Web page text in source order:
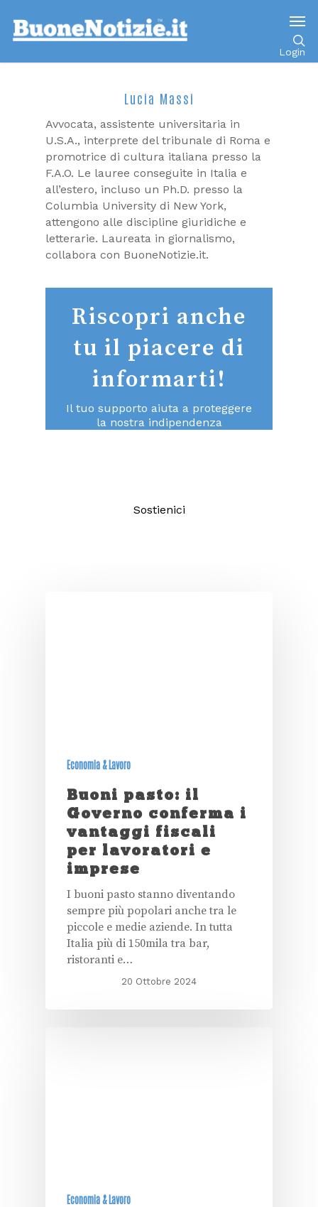
Login
Lucia Massi
Avvocata, assistente universitaria in
U.S.A., interprete del tribunale di Roma e
promotrice di cultura italiana presso la
F.A.O. Le lauree conseguite in Italia e
all’estero, incluso un Ph.D. presso la
Columbia University di New York,
attengono alle discipline giuridiche e
letterarie. Laureata in giornalismo,
collabora con BuoneNotizie.it.
Riscopri anche
tu il piacere di
informarti!
Il tuo supporto aiuta a proteggere
la nostra indipendenza
Sostienici
Economia & Lavoro
Buoni pasto: il
Governo conferma i
vantaggi fiscali
per lavoratori e
imprese
I buoni pasto stanno diventando
sempre più popolari anche tra le
piccole e medie aziende. In tutta
Italia più di 150mila tra bar,
ristoranti e…
20 Ottobre 2024
Economia & Lavoro